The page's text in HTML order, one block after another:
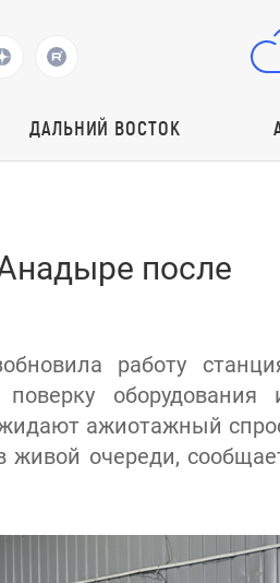
ДАЛЬНИЙ ВОСТОК
после
работу
оборудования
ажиотажный
живой очереди,